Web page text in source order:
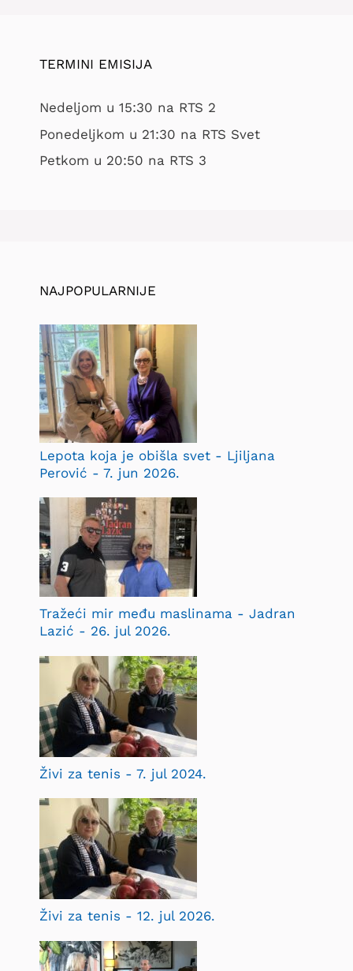
TERMINI EMISIJA
Nedeljom u 15:30 na RTS 2
Ponedeljkom u 21:30 na RTS Svet
Petkom u 20:50 na RTS 3
NAJPOPULARNIJE
Lepota koja je obišla svet - Ljiljana
Perović - 7. jun 2026.
Tražeći mir među maslinama - Jadran
Lazić - 26. jul 2026.
Živi za tenis - 7. jul 2024.
Živi za tenis - 12. jul 2026.